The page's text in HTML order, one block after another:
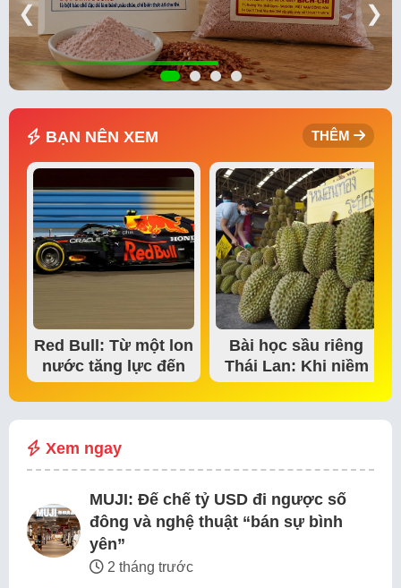
❮ ❯
BẠN NÊN XEM THÊM
Red Bull: Từ một lon
nước tăng lực đến
đế chế thể…
Bài học sầu riêng
Thái Lan: Khi niềm
tin thị trường bắt…
Xem ngay
MUJI: Đế chế tỷ USD đi ngược số
đông và nghệ thuật “bán sự bình
yên”
2 tháng trước